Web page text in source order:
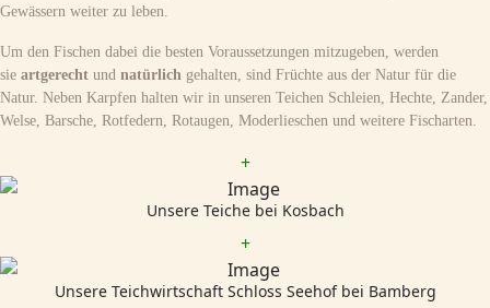
Gewässern weiter zu leben.
Um den Fischen dabei die besten Voraussetzungen mitzugeben, werden
sie artgerecht und natürlich gehalten, sind Früchte aus der Natur für die
Natur. Neben Karpfen halten wir in unseren Teichen Schleien, Hechte, Zander,
Welse, Barsche, Rotfedern, Rotaugen, Moderlieschen und weitere Fischarten.
+
Unsere Teiche bei Kosbach
+
Unsere Teichwirtschaft Schloss Seehof bei Bamberg